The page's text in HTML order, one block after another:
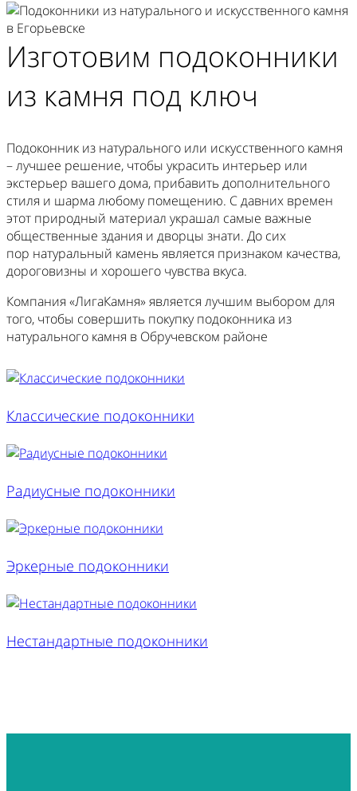
Изготовим подоконники
из камня под ключ
Подоконник из натурального или искусственного камня
– лучшее решение, чтобы украсить интерьер или
экстерьер вашего дома, прибавить дополнительного
стиля и шарма любому помещению. С давних времен
этот природный материал украшал самые важные
общественные здания и дворцы знати. До сих
пор натуральный камень является признаком качества,
дороговизны и хорошего чувства вкуса.
Компания «ЛигаКамня» является лучшим выбором для
того, чтобы совершить покупку подоконника из
натурального камня в Обручевском районе
Классические подоконники
Радиусные подоконники
Эркерные подоконники
Нестандартные подоконники